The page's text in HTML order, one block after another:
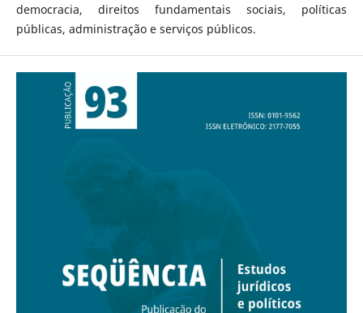
democracia, direitos fundamentais sociais, políticas
públicas, administração e serviços públicos.